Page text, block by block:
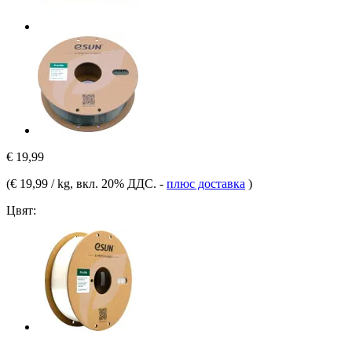
€ 19,99
(€ 19,99 / kg, вкл. 20% ДДС. - плюс доставка )
Цвят: